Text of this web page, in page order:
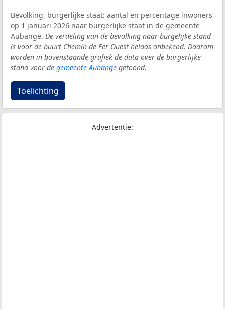
Bevolking, burgerlijke staat: aantal en percentage inwoners
op 1 januari 2026 naar burgerlijke staat in de gemeente
Aubange. De verdeling van de bevolking naar burgelijke stand
is voor de buurt Chemin de Fer Ouest helaas onbekend. Daarom
worden in bovenstaande grafiek de data over de burgerlijke
stand voor de gemeente Aubange getoond.
Toelichting
Advertentie: